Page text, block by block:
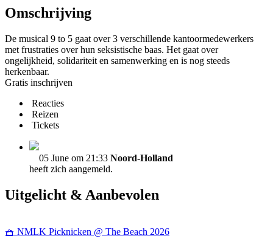
Omschrijving
De musical 9 to 5 gaat over 3 verschillende kantoormedewerkers
met frustraties over hun seksistische baas. Het gaat over
ongelijkheid, solidariteit en samenwerking en is nog steeds
herkenbaar.
Gratis inschrijven
Reacties
Reizen
Tickets
05 June om 21:33 Noord-Holland
heeft zich aangemeld.
Uitgelicht & Aanbevolen
🧺 NMLK Picknicken @ The Beach 2026